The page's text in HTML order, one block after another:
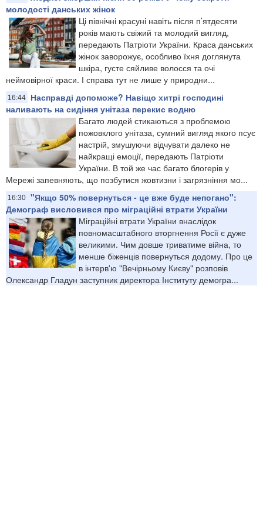
молодості данських жінок
Ці північні красуні навіть після п’ятдесяти
років мають свіжий та молодий вигляд,
передають Патріоти України. Краса данських
жінок заворожує, особливо їхня доглянута
шкіра, густе сяйливе волосся та очі
неймовірної краси. І справа тут не лише у природни...
16:44
Насправді допоможе? Навіщо хитрі господині
наливають на сидіння унітаза перекис водню
Багато людей стикаються з проблемою
пожовклого унітаза, сумний вигляд якого псує
настрій, змушуючи відчувати далеко не
найкращі емоції, передають Патріоти
України. В той же час багато блогерів у
Мережі запевняють, що позбутися жовтизни і загрязніння мо...
16:30 "Якщо 50% повернуться - це вже буде непогано":
Демограф висловився про міграційні втрати України
Міграційні втрати України внаслідок
повномасштабного вторгнення Росії є дуже
великими. Чим довше триватиме війна, то
менше біженців повернуться додому. Про це
в інтерв'ю "Вечірньому Києву" розповів
Олександр Гладун заступник директора Інституту демогра...